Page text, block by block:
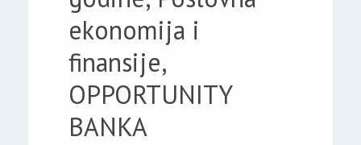
ekonomija i
finansije,
OPPORTUNITY
BANKA